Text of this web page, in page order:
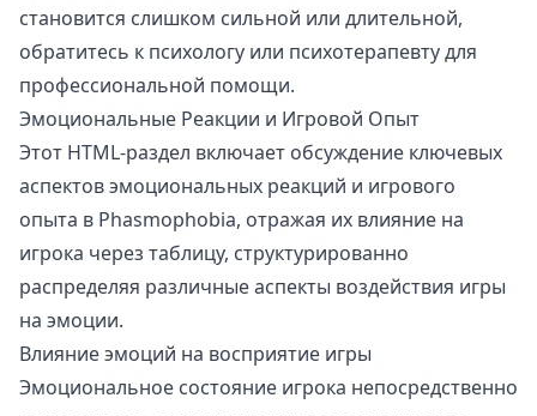
становится слишком сильной или длительной,
обратитесь к психологу или психотерапевту для
профессиональной помощи.
Эмоциональные Реакции и Игровой Опыт
Этот HTML-раздел включает обсуждение ключевых
аспектов эмоциональных реакций и игрового
опыта в Phasmophobia, отражая их влияние на
игрока через таблицу, структурированно
распределяя различные аспекты воздействия игры
на эмоции.
Влияние эмоций на восприятие игры
Эмоциональное состояние игрока непосредственно